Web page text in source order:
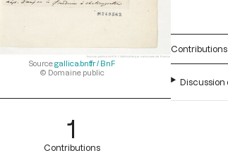
Sourcegallica.bnf.fr / BnF
© Domaine public
1
Contributions
Contributions
Discussion